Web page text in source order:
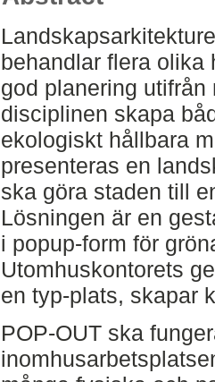
behandlar flera olika
god planering
disciplinen skapa
ekologiskt hållbara
presenteras en
ska göra staden till
Lösningen är en
i popup-form för
Utomhuskontorets
en typ-plats, skapar
POP-OUT ska